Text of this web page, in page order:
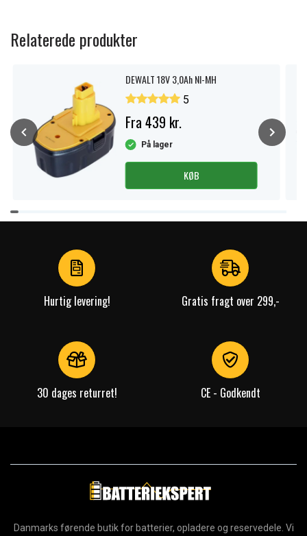
Relaterede produkter
DEWALT 18V 3,0Ah NI-MH
5
Fra 439 kr.
På lager
KØB
Item
1
Hurtig levering! Gratis fragt over 299,-
30 dages returret! CE - Godkendt
Danmarks førende butik for batterier, opladere og reservedele. Vi